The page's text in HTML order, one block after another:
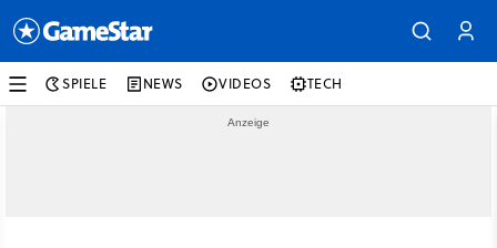
SPIELE NEWS VIDEOS TECH